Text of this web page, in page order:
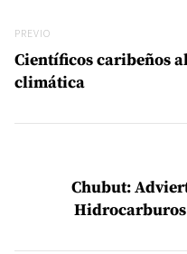
Previo
PREVIO
Científicos caribeños
climática
Chubut: